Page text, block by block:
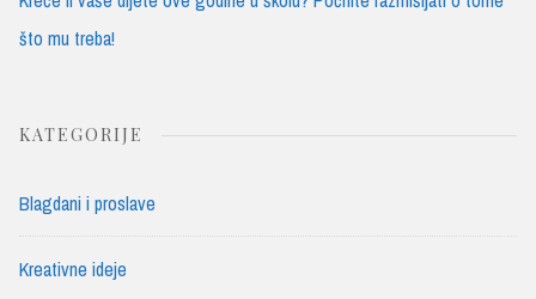
što mu treba!
KATEGORIJE
Blagdani i proslave
Kreativne ideje